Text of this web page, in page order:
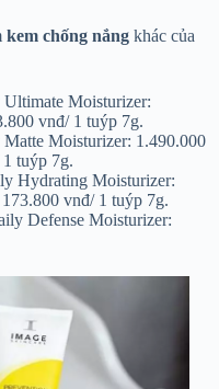
kem chống nắng khác của
Moisturizer:
vnđ/ 1 tuýp 7g.
Moisturizer: 1.490.000
tuýp 7g.
Hydrating Moisturizer:
vnđ/ 1 tuýp 7g.
Defense Moisturizer: